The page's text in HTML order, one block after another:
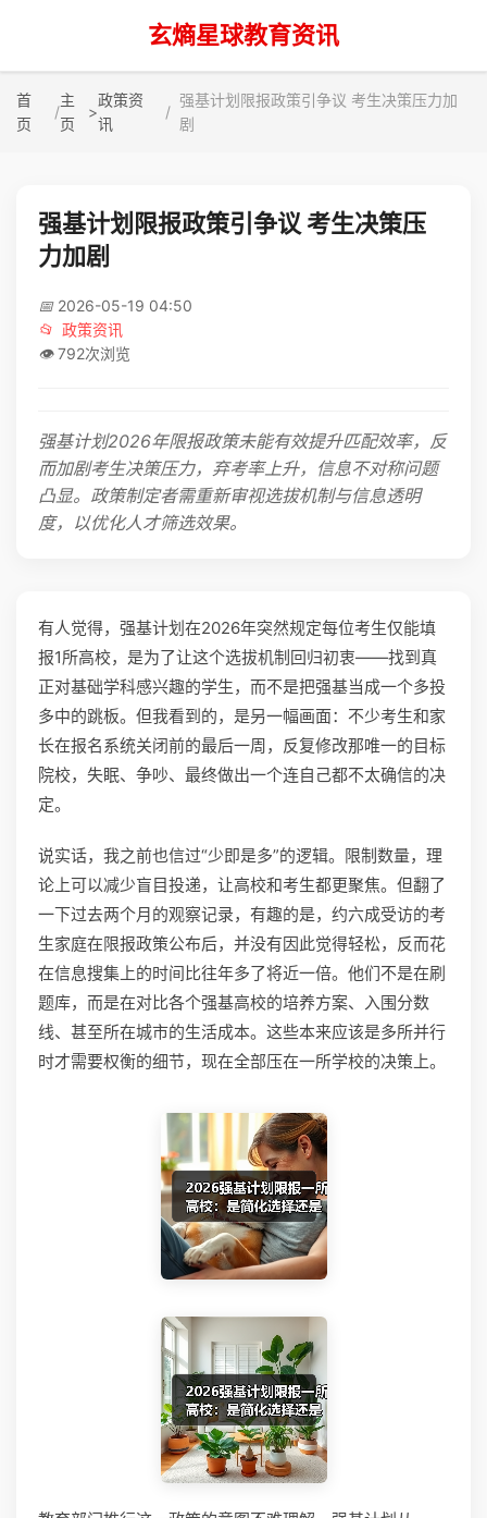
玄熵星球教育资讯
首
页
主
页
>
政策资
讯
强基计划限报政策引争议 考生决策压力加
剧
强基计划限报政策引争议 考生决策压
力加剧
📅 2026-05-19 04:50
📂 政策资讯
👁️ 792次浏览
强基计划2026年限报政策未能有效提升匹配效率，反
而加剧考生决策压力，弃考率上升，信息不对称问题
凸显。政策制定者需重新审视选拔机制与信息透明
度，以优化人才筛选效果。
有人觉得，强基计划在2026年突然规定每位考生仅能填
报1所高校，是为了让这个选拔机制回归初衷——找到真
正对基础学科感兴趣的学生，而不是把强基当成一个多投
多中的跳板。但我看到的，是另一幅画面：不少考生和家
长在报名系统关闭前的最后一周，反复修改那唯一的目标
院校，失眠、争吵、最终做出一个连自己都不太确信的决
定。
说实话，我之前也信过“少即是多”的逻辑。限制数量，理
论上可以减少盲目投递，让高校和考生都更聚焦。但翻了
一下过去两个月的观察记录，有趣的是，约六成受访的考
生家庭在限报政策公布后，并没有因此觉得轻松，反而花
在信息搜集上的时间比往年多了将近一倍。他们不是在刷
题库，而是在对比各个强基高校的培养方案、入围分数
线、甚至所在城市的生活成本。这些本来应该是多所并行
时才需要权衡的细节，现在全部压在一所学校的决策上。